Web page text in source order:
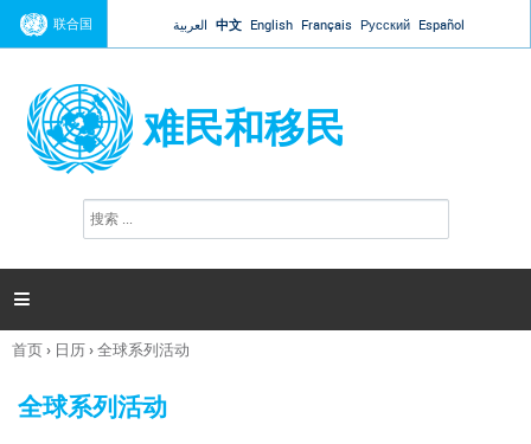
Jump to navigation
联合国 العربية 中文 English Français Русский Español
难民和移民
搜
索

你
这
首页› 日历›全球系列活动
全球系列活动